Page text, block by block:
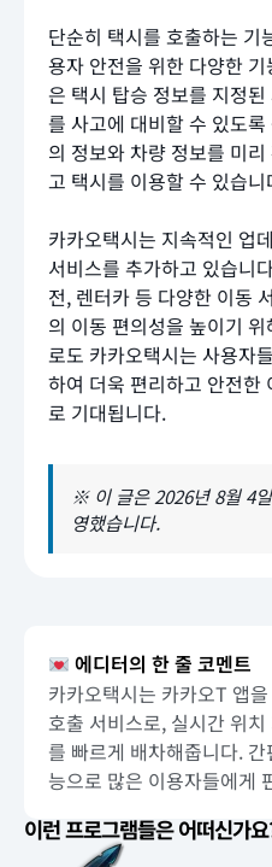
단순히 택시를 호출하는 기
용자 안전을 위한 다양한
은 택시 탑승 정보를 지정
를 사고에 대비할 수 있도
의 정보와 차량 정보를 미
고 택시를 이용할 수 있습니
카카오택시는 지속적인 업
서비스를 추가하고 있습니
전, 렌터카 등 다양한 이동
의 이동 편의성을 높이기
로도 카카오택시는 사용자
하여 더욱 편리하고 안전한
로 기대됩니다.
※ 이 글은 2026년 8월 4
영했습니다.
에디터의 한 줄 코멘트
카카오택시는 카카오T 앱
호출 서비스로, 실시간 위
를 빠르게 배차해줍니다.
능으로 많은 이용자들에게
이런 프로그램들은 어떠신가